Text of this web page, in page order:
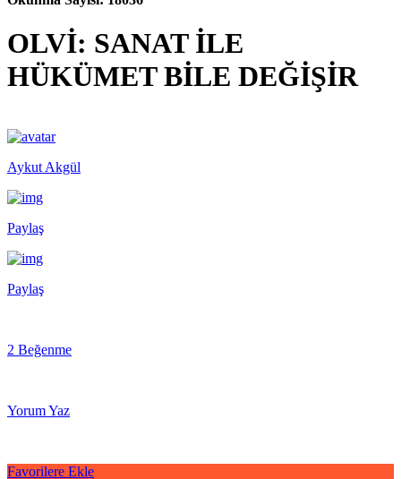
OLVİ: SANAT İLE
HÜKÜMET BİLE DEĞİŞİR
Aykut Akgül
Paylaş
Paylaş
2 Beğenme
Yorum Yaz
Favorilere Ekle